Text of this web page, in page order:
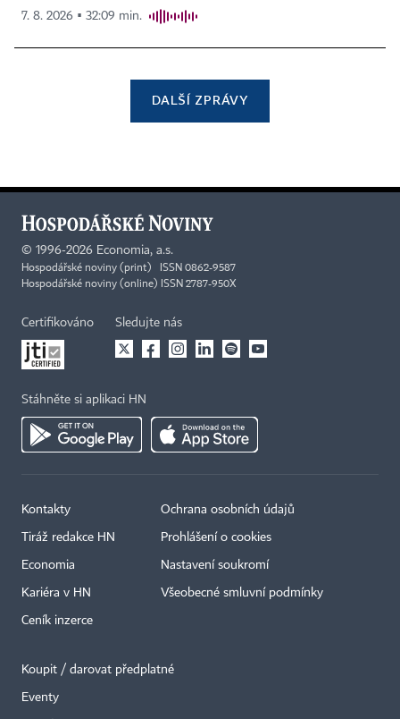
7. 8. 2026 ▪ 32:09 min.
DALŠÍ ZPRÁVY
© 1996-2026 Economia, a.s.
Hospodářské noviny (print) ISSN 0862-9587
Hospodářské noviny (online) ISSN 2787-950X
Certifikováno Sledujte nás
Stáhněte si aplikaci HN
Kontakty
Tiráž redakce HN
Economia
Kariéra v HN
Ceník inzerce
Ochrana osobních údajů
Prohlášení o cookies
Nastavení soukromí
Všeobecné smluvní podmínky
Koupit / darovat předplatné
Eventy